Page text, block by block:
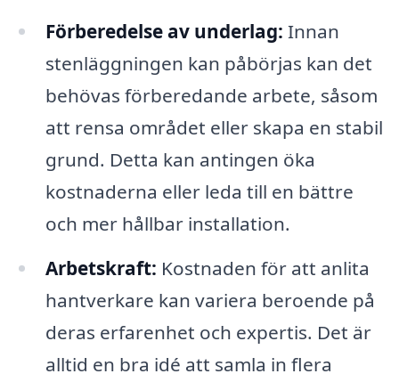
Förberedelse av underlag: Innan
stenläggningen kan påbörjas kan det
behövas förberedande arbete, såsom
att rensa området eller skapa en stabil
grund. Detta kan antingen öka
kostnaderna eller leda till en bättre
och mer hållbar installation.
Arbetskraft: Kostnaden för att anlita
hantverkare kan variera beroende på
deras erfarenhet och expertis. Det är
alltid en bra idé att samla in flera